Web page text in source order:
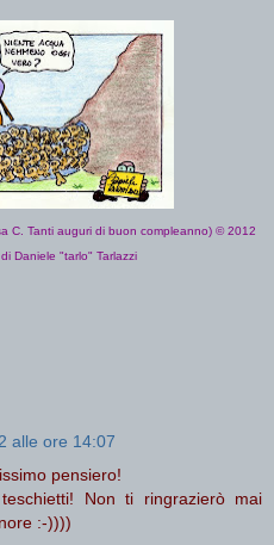
C. Tanti auguri di buon compleanno) © 2012
Daniele "tarlo" Tarlazzi
alle ore 14:07
pensiero!
Non ti ringrazierò mai
:-))))